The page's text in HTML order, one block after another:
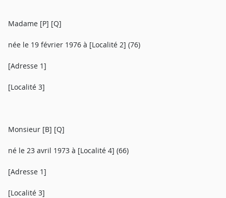
Madame [P] [Q]
née le 19 février 1976 à [Localité 2] (76)
[Adresse 1]
[Localité 3]
Monsieur [B] [Q]
né le 23 avril 1973 à [Localité 4] (66)
[Adresse 1]
[Localité 3]